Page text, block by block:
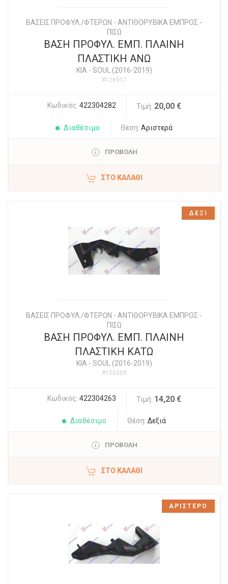
ΒΑΣΕΙΣ ΠΡΟΦΥΛ./ΦΤΕΡΩΝ - ΑΝΤΙΘΟΡΥΒΙΚΑ ΕΜΠΡΟΣ -
ΠΙΣΩ
ΒΑΣΗ ΠΡΟΦΥΛ. ΕΜΠ. ΠΛΑΙΝΗ
ΠΛΑΣΤΙΚΗ ΑΝΩ
KIA - SOUL (2016-2019)
#126517
Κωδικός: 422304282 Τιμή: 20,00 €
Διαθέσιμο Θέση: Αριστερά
ΠΡΟΒΟΛΗ
ΣΤΟ ΚΑΛΆΘΙ
ΒΑΣΕΙΣ ΠΡΟΦΥΛ./ΦΤΕΡΩΝ - ΑΝΤΙΘΟΡΥΒΙΚΑ ΕΜΠΡΟΣ -
ΠΙΣΩ
ΒΑΣΗ ΠΡΟΦΥΛ. ΕΜΠ. ΠΛΑΙΝΗ
ΠΛΑΣΤΙΚΗ ΚΑΤΩ
KIA - SOUL (2016-2019)
#126509
Κωδικός: 422304263 Τιμή: 14,20 €
Διαθέσιμο Θέση: Δεξιά
ΠΡΟΒΟΛΗ
ΣΤΟ ΚΑΛΆΘΙ
ΔΕΞΙ
ΑΡΙΣΤΕΡΟ